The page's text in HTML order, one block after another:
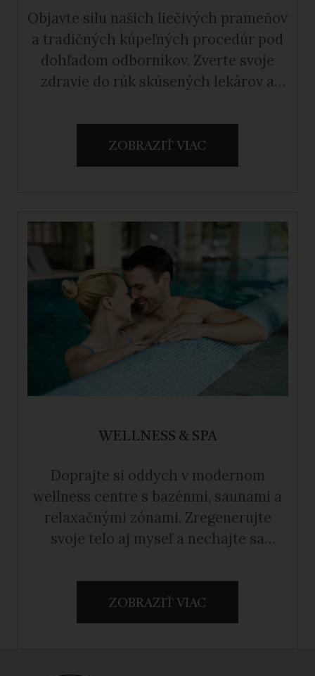
Objavte silu našich liečivých prameňov
a tradičných kúpeľných procedúr pod
dohľadom odborníkov. Zverte svoje
zdravie do rúk skúsených lekárov a
ZOBRAZIŤ VIAC
WELLNESS & SPA
Doprajte si oddych v modernom
wellness centre s bazénmi, saunami a
relaxačnými zónami. Zregenerujte
svoje telo aj myseľ a nechajte sa
ZOBRAZIŤ VIAC